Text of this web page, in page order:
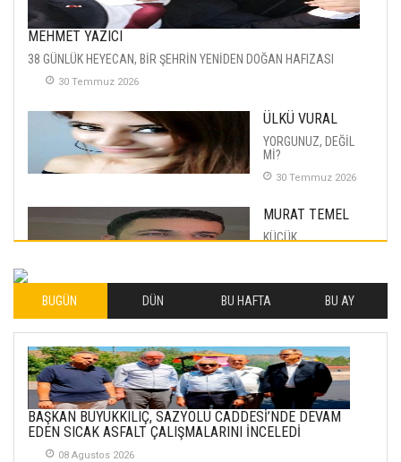
MEHMET YAZICI
38 GÜNLÜK HEYECAN, BİR ŞEHRİN YENİDEN DOĞAN HAFIZASI
30 Temmuz 2026
ÜLKÜ VURAL
YORGUNUZ, DEĞİL
Mİ?
30 Temmuz 2026
MURAT TEMEL
KÜÇÜK
İLHAN YILMAZ
SOFRADA AYRIMCILIK
VAR
26 Subat 2026
METİN ERTEM
YENİ HİCRİ YIL VE
BUGÜN DÜN BU HAFTA BU AY
BAŞKAN BÜYÜKKILIÇ, SAZYOLU CADDESİ’NDE DEVAM
EDEN SICAK ASFALT ÇALIŞMALARINI İNCELEDİ
08 Agustos 2026